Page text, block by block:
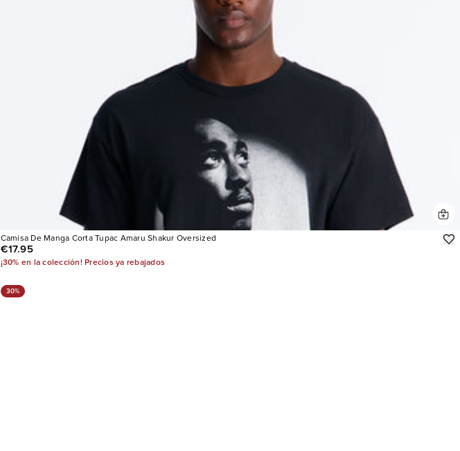
Camisa De Manga Corta Tupac Amaru Shakur Oversized
€17.95
¡30% en la colección! Precios ya rebajados
30%